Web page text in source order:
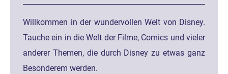
Willkommen in der wundervollen Welt von Disney.
Tauche ein in die Welt der Filme, Comics und vieler
anderer Themen, die durch Disney zu etwas ganz
Besonderem werden.